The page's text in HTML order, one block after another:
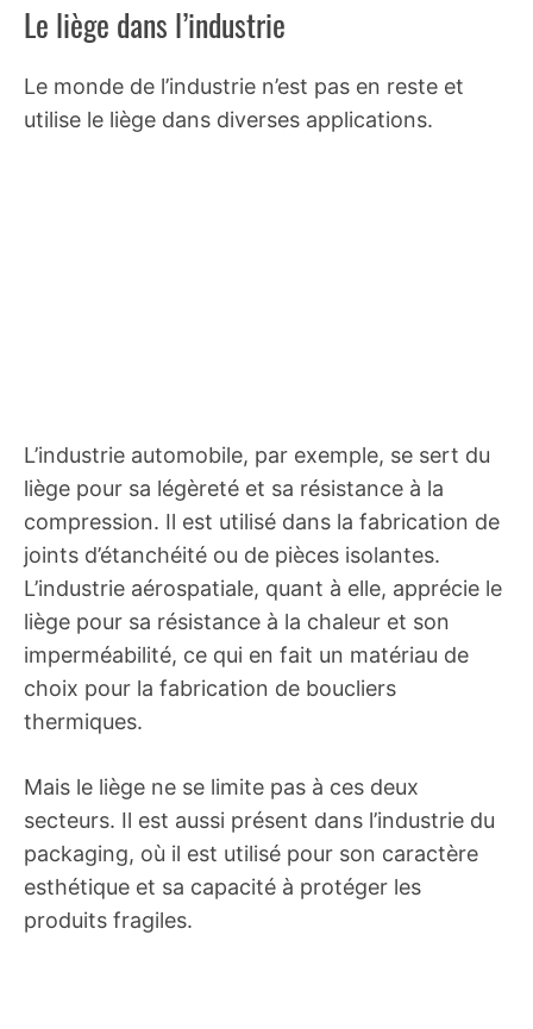
Le liège dans l’industrie
Le monde de l’industrie n’est pas en reste et
utilise le liège dans diverses applications.
L’industrie automobile, par exemple, se sert du
liège pour sa légèreté et sa résistance à la
compression. Il est utilisé dans la fabrication de
joints d’étanchéité ou de pièces isolantes.
L’industrie aérospatiale, quant à elle, apprécie le
liège pour sa résistance à la chaleur et son
imperméabilité, ce qui en fait un matériau de
choix pour la fabrication de boucliers
thermiques.
Mais le liège ne se limite pas à ces deux
secteurs. Il est aussi présent dans l’industrie du
packaging, où il est utilisé pour son caractère
esthétique et sa capacité à protéger les
produits fragiles.